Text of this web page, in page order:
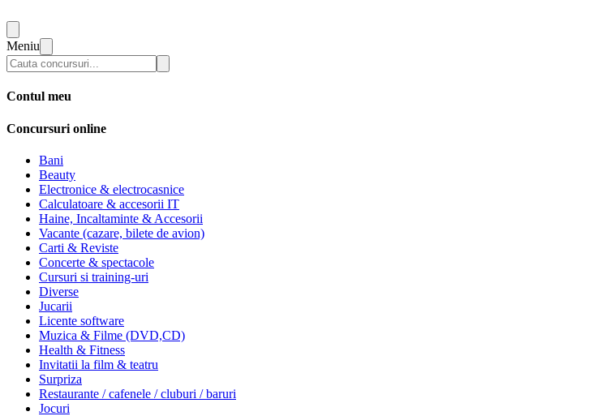
Meniu
Contul meu
Concursuri online
Bani
Beauty
Electronice & electrocasnice
Calculatoare & accesorii IT
Haine, Incaltaminte & Accesorii
Vacante (cazare, bilete de avion)
Carti & Reviste
Concerte & spectacole
Cursuri si training-uri
Diverse
Jucarii
Licente software
Muzica & Filme (DVD,CD)
Health & Fitness
Invitatii la film & teatru
Surpriza
Restaurante / cafenele / cluburi / baruri
Jocuri